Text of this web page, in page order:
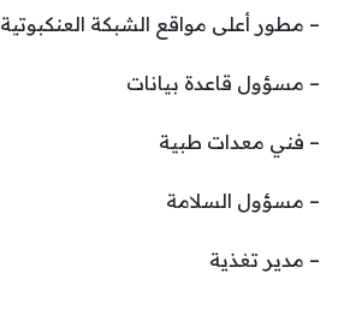
– مطور أعلى مواقع الشبكة العنكبوتية
– مسؤول قاعدة بيانات
– فني معدات طبية
– مسؤول السلامة
– مدير تغذية